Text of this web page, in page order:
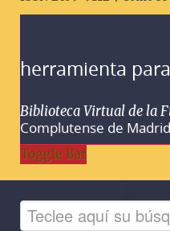
herramienta
Biblioteca Virtual de la
Complutense de
Toggle Bar